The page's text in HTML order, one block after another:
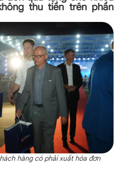
thu tiền trên phần
hàng có phải xuất hóa đơn